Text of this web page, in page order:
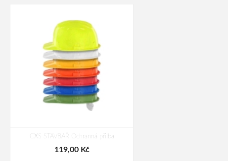
CXS STAVBAŘ Ochranná přilba
119,00 Kč